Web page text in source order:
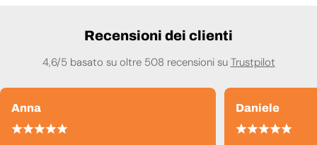
Recensioni dei clienti
4,6/5 basato su oltre 508 recensioni su Trustpilot
Anna Daniele